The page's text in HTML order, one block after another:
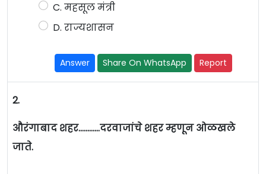
C. महसूल मंत्री
D. राज्यशासन
Answer Share On WhatsApp Report
2.
औरंगाबाद शहर…………दरवाजांचे शहर म्हणून ओळखले
जाते.